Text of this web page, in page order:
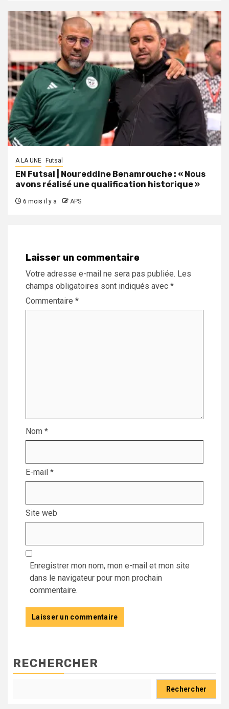
A LA UNE Futsal
EN Futsal | Noureddine Benamrouche : « Nous
avons réalisé une qualification historique »
6 mois il y a APS
Laisser un commentaire
Votre adresse e-mail ne sera pas publiée. Les
champs obligatoires sont indiqués avec *
Commentaire *
Nom *
E-mail *
Site web
Enregistrer mon nom, mon e-mail et mon site
dans le navigateur pour mon prochain
commentaire.
RECHERCHER
Rechercher